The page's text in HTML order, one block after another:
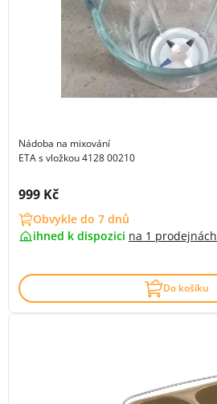
Nádoba na mixování
ETA s vložkou 4128 00210
Cena s DPH:
999 Kč
Obvykle do 7 dnů
ihned k dispozici na 1 prodejnách
Do košíku